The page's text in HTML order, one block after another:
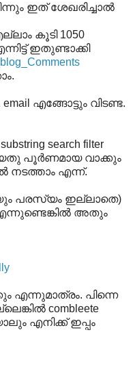
ഇത് ശേഖരിച്ചാല്‍
കൂടി 1050
ഇതുണ്ടാക്കി
എങ്ങോട്ടും വിടണ്ട.
search filter
പൂര്‍ണമായ വാക്കും
നടത്താം എന്ന്.
പരസ്യം ഇല്ലാതെ)
എന്നുണ്ടെങ്കില്‍ അതും
എന്നുമാത്രം. പിന്നെ
combleete
എനിക്ക് ഇപ്പം